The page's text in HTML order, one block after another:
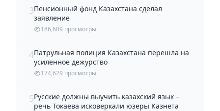
3Пенсионный фонд Казахстана сделал
заявление
186,609 просмотры
4Патрульная полиция Казахстана перешла на
усиленное дежурство
174,629 просмотры
5Русские должны выучить казахский язык –
речь Токаева исковеркали юзеры Казнета